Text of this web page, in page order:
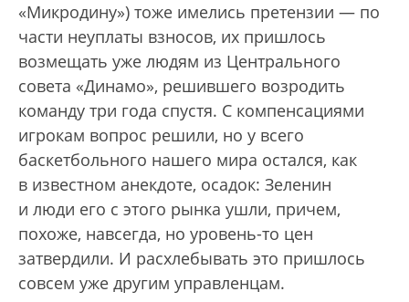
«Микродину») тоже имелись претензии — по
части неуплаты взносов, их пришлось
возмещать уже людям из Цент­рального
совета «Динамо», решившего возродить
команду три года спустя. С компенсациями
игрокам вопрос решили, но у всего
баскетбольного нашего мира остался, как
в известном анекдоте, осадок: Зеленин
и люди его с этого рынка ушли, причем,
похоже, навсегда, но уровень-то цен
затвердили. И расхлебывать это пришлось
совсем уже другим управленцам.